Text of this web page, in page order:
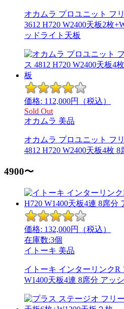
オカムラ プロユニット フ
3612 H720 W2400天板2枚
ッドライト天板
価格: 112,000円（税込）
Sold Out
オカムラ 美品
オカムラ プロユニット フ
4812 H720 W2400天板4枚
4900〜
価格: 132,000円（税込）
在庫数:3個
イトーキ 美品
イトーキ インターリンクR
W1400天板4連 8席分 アッ